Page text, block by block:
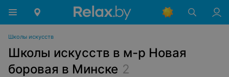
Школы искусств
Школы искусств в м-р Новая
боровая в Минске 2